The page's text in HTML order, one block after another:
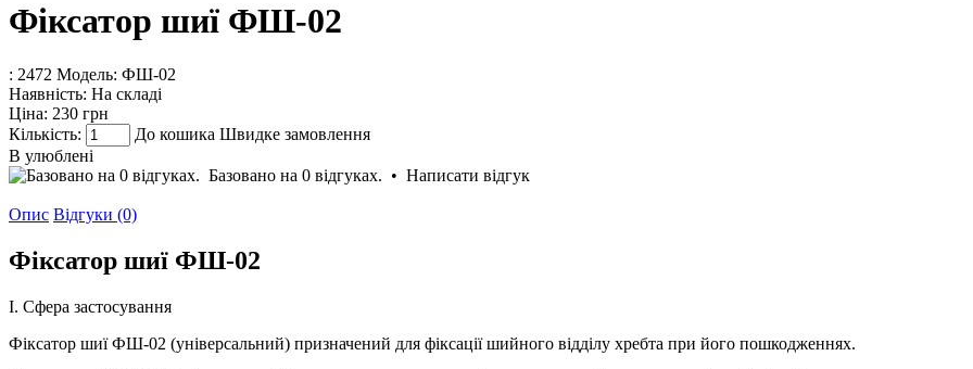
Фіксатор шиї ФШ-02
: 2472 Модель: ФШ-02
Наявність: На складі
Ціна: 230 грн
Кількість:
До кошика Швидке замовлення
В улюблені
Базовано на 0 відгуках. • Написати відгук
Опис Відгуки (0)
Фіксатор шиї ФШ-02
I. Сфера застосування
Фіксатор шиї ФШ-02 (універсальний) призначений для фіксації шийного відділу хребта при його пошкодженнях.